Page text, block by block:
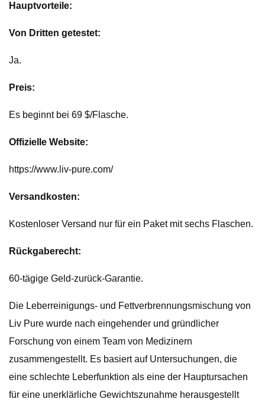
Hauptvorteile:
Von Dritten getestet:
Ja.
Preis:
Es beginnt bei 69 $/Flasche.
Offizielle Website:
https://www.liv-pure.com/
Versandkosten:
Kostenloser Versand nur für ein Paket mit sechs Flaschen.
Rückgaberecht:
60-tägige Geld-zurück-Garantie.
Die Leberreinigungs- und Fettverbrennungsmischung von
Liv Pure wurde nach eingehender und gründlicher
Forschung von einem Team von Medizinern
zusammengestellt. Es basiert auf Untersuchungen, die
eine schlechte Leberfunktion als eine der Hauptursachen
für eine unerklärliche Gewichtszunahme herausgestellt